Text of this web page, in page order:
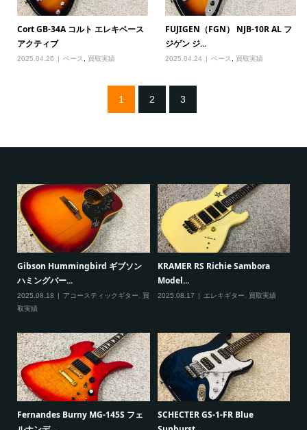
Cort GB-34A コルト エレキベース
アクティブ
2025.04.26 ベース 買取実績
FUJIGEN（FGN） NJB-10R AL フ
ジゲン ジ...
2025.04.24 ベース 買取実績
1 2 3
Gibson Hummingbird ギブソン
ハミングバー...
2025.08.18 アコースティックギター, 買
取実績
KRAMER RS Richie Sambora
Model...
2025.08.17 エレキギター, 買取実績
Fernandes Burny MG-145S フェ
SCHECTER GS-1-FR Blue